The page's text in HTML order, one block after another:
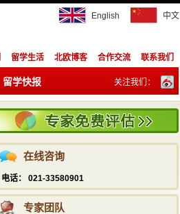
English 中文
留学生活 北欧博客 合作交流 联系我们
留学快报 关注我们：
订阅：
在线咨询
电话： 021-33580901
专家团队
陈祥胜
info@studyadviser.com
潘宁
info@studyadviser.com
021—5169 6230